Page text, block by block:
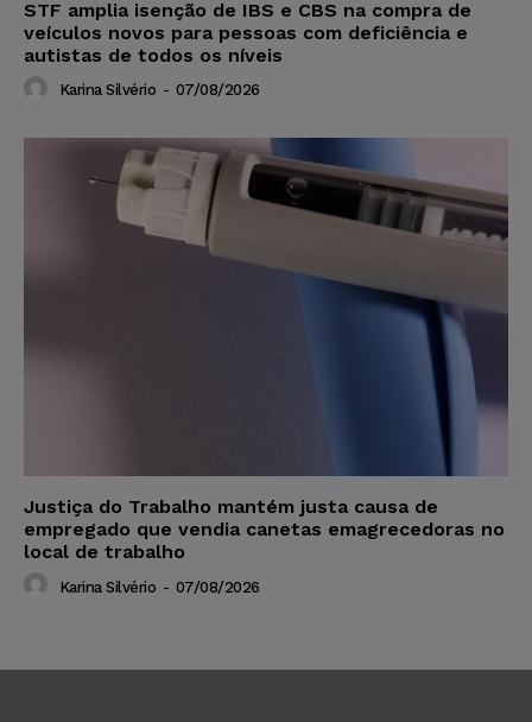
STF amplia isenção de IBS e CBS na compra de
veículos novos para pessoas com deficiência e
autistas de todos os níveis
Karina Silvério - 07/08/2026
Justiça do Trabalho mantém justa causa de
empregado que vendia canetas emagrecedoras no
local de trabalho
Karina Silvério - 07/08/2026